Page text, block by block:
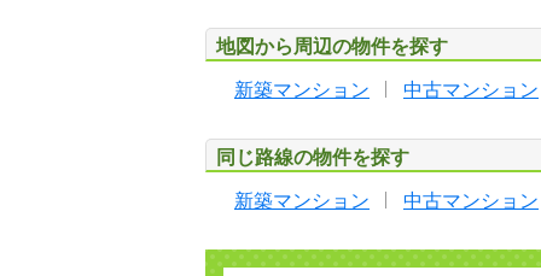
地図から周辺の物件を探す
新築マンション 中古マンション
同じ路線の物件を探す
新築マンション 中古マンション